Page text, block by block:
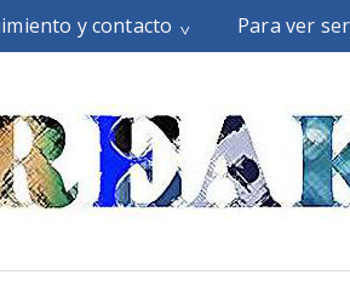
y contacto Para ver